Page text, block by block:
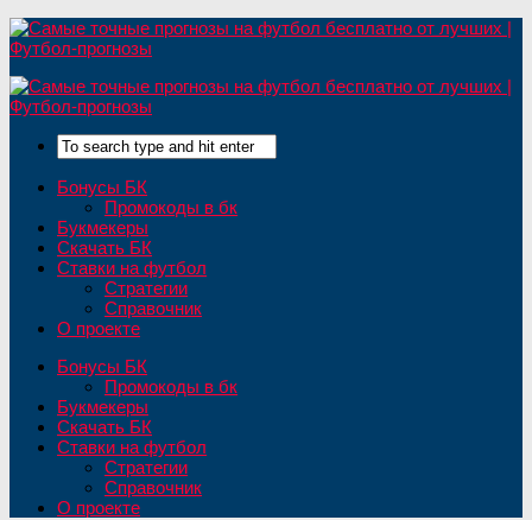
Бонусы БК
Промокоды в бк
Букмекеры
Скачать БК
Ставки на футбол
Стратегии
Справочник
О проекте
Бонусы БК
Промокоды в бк
Букмекеры
Скачать БК
Ставки на футбол
Стратегии
Справочник
О проекте